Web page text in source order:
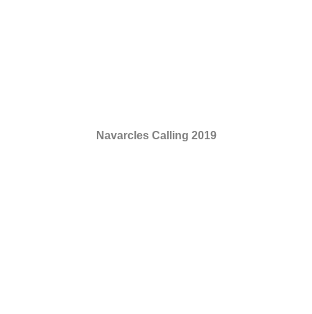
Navarcles Calling 2019